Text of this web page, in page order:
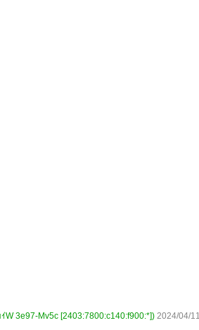
W 3e97-Mv5c [2403:7800:c140:f900:*]) 2024/04/